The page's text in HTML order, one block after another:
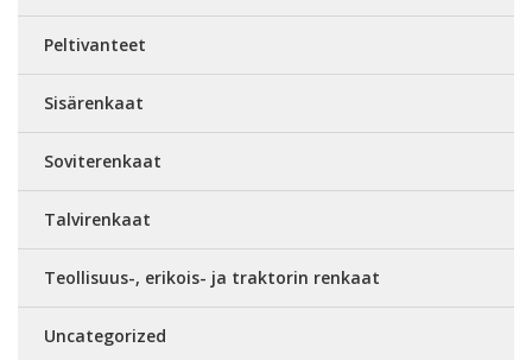
Peltivanteet
Sisärenkaat
Soviterenkaat
Talvirenkaat
Teollisuus-, erikois- ja traktorin renkaat
Uncategorized